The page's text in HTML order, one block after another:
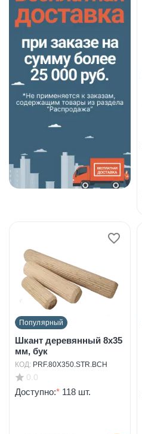
Популярный
Шкант деревянный 8х35
мм, бук
КОД: PRF.80X350.STR.BCH
0.0
Доступно:* 118 шт.